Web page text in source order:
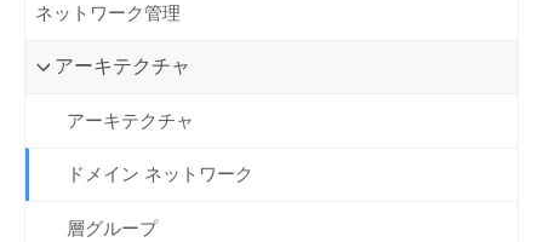
ネットワーク管理
アーキテクチャ
アーキテクチャ
ドメイン ネットワーク
層グループ